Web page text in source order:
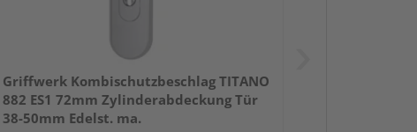
Griffwerk Kombischutzbeschlag TITANO
882 ES1 72mm Zylinderabdeckung Tür
38-50mm Edelst. ma.